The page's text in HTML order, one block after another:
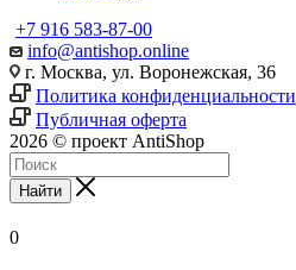
+7 916 583-87-00
info@antishop.online
г. Москва, ул. Воронежская, 36
Политика конфиденциальности
Публичная оферта
2026 © проект AntiShop
Найти
0